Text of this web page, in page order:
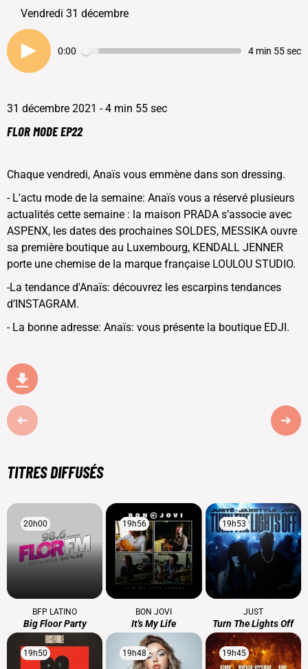
Vendredi 31 décembre
0:00 4 min 55 sec
31 décembre 2021 - 4 min 55 sec
FLOR MODE EP22
Chaque vendredi, Anaïs vous emmène dans son dressing.
- L'actu mode de la semaine: Anaïs vous a réservé plusieurs
actualités cette semaine : la maison PRADA s’associe avec
ASPENX, les dates des prochaines SOLDES, MESSIKA ouvre
sa première boutique au Luxembourg, KENDALL JENNER
porte une chemise de la marque française LOULOU STUDIO.
-La tendance d'Anaïs: découvrez les escarpins tendances
d’INSTAGRAM.
- La bonne adresse: Anaïs: vous présente la boutique EDJI.
TITRES DIFFUSÉS
20h00
20h00
BFP LATINO
Big Floor Party
19h56
19h56
BON JOVI
It's My Life
19h53
19h53
JUST
Turn The Lights Off
19h50
19h50 19h48
19h48 19h45
19h45